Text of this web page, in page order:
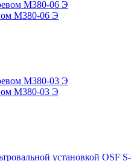
М380-06 Э
М380-03 Э